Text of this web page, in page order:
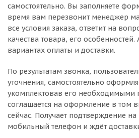
самостоятельно. Вы заполняете
время вам перезвонит менеджер
все условия заказа, ответит на
качества товара, его
вариантах оплаты и доставки.
По результатам звонка,
уточнения, самостоятельно
укомплектовав его необходимыми
соглашается на оформление в том
сейчас. Получает подтверждение на
мобильный телефон и ждёт